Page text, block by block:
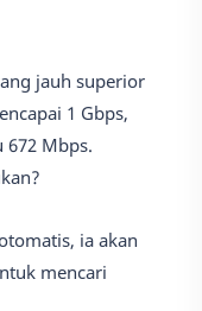
jauh superior
1 Gbps,
672 Mbps.
ia akan
mencari